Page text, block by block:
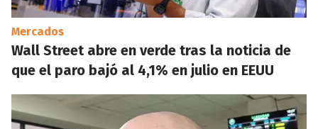
Mercados
Wall Street abre en verde tras la noticia de
que el paro bajó al 4,1% en julio en EEUU